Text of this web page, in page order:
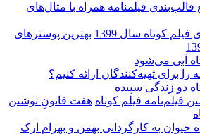
فیلمنامه همراه با مثال‌های
بهترین پوسترهای
آبی می‌شود
را برای تهیه‌کنندگان ارائه کنیم؟
دو زندگی سپیده
هفت قانونِ نوشتن